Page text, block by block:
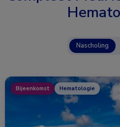
Nascholing
Bijeenkomst Hematologie